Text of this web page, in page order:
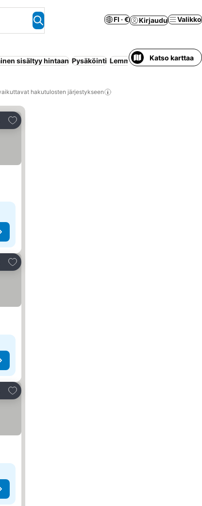
FI · € Kirjaudu Valikko
sisältyy hintaan Pysäköinti Lemmikit sallittuKatso karttaa
hakutulosten järjestykseen
Lisää suosikkeihin
Lisää suosikkeihin
Lisää suosikkeihin